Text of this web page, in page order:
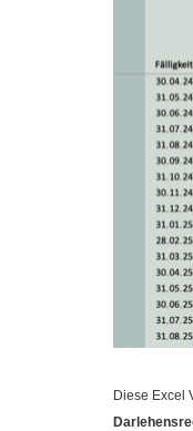
Diese Excel